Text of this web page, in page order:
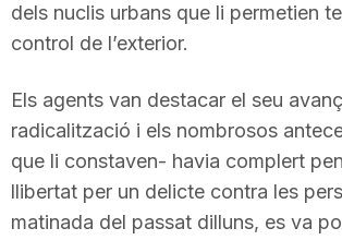
dels nuclis urbans que li permetien
control de l’exterior.
Els agents van destacar el seu
radicalització i els nombrosos
que li constaven- havia complert
llibertat per un delicte contra les
matinada del passat dilluns, es va